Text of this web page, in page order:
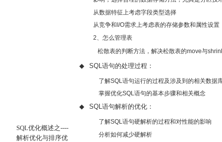
从数据特征上考虑字段类型选择
从竞争和 I/O需求上考虑表的存储参数和属性设置
2、怎么管理表
松散表的判断方法，解决松散表的move与
SQL优化概述之----
解析优化与排序优
◆ SQL语句的处理过程：
了解SQL语句运行的过程及涉及到的相关数据
掌握优化SQL语句的基本步骤和相关概念
◆ SQL语句解析的优化：
了解SQL语句硬解析的过程和对性能的影响
分析如何减少硬解析